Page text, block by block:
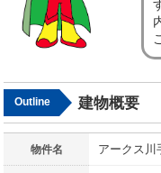
Outline 建物概要
物件名 アークス